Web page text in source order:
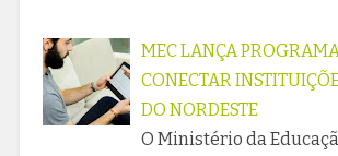
MEC LANÇA
CONECTAR
DO NORDESTE
O Ministério da